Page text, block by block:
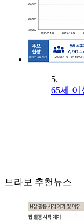
5.
65세 이
브라보 추천뉴스